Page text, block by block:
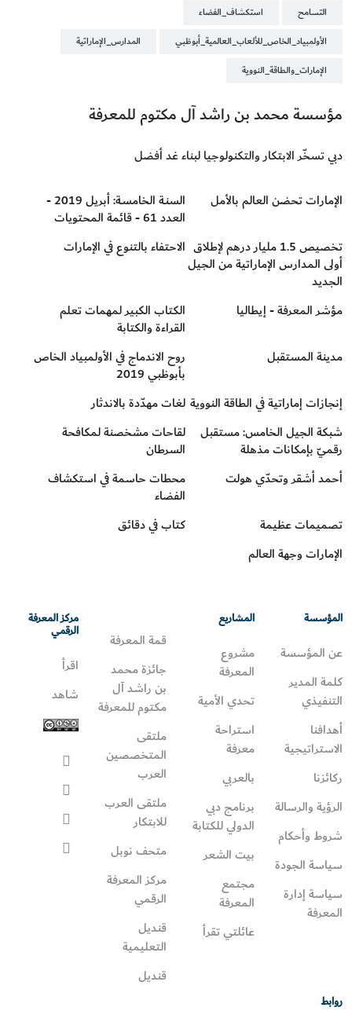
التسامح
استكشاف_الفضاء
الأولمبياد_الخاص_للألعاب_العالمية_أبوظبي
المدارس_الإماراتية
الإمارات_والطاقة_النووية
مؤسسة محمد بن راشد آل مكتوم للمعرفة
دبي تسخّر الابتكار والتكنولوجيا لبناء غد أفضل
الإمارات تحضن العالم بالأمل
السنـة الخامسـة: أبريل 2019 -
العدد 61 - قائمة المحتويات
تخصيص 1.5 مليار درهم لإطلاق
أولى المدارس الإماراتية من الجيل
الجديد
الاحتفاء بالتنوع في الإمارات
مؤشر المعرفة - إيطاليا
الكتاب الكبير لمهمات تعلم
القراءة والكتابة
مدينة المستقبل
روح الاندماج في الأولمبياد الخاص
بأبوظبي 2019
إنجازات إماراتية في الطاقة النووية لغات مهدّدة بالاندثار
شبكة الجيل الخامس: مستقبل
رقميّ بإمكانات مذهلة
لقاحات مشخصنة لمكافحة
السرطان
أحمد أشقر وتحدّي هولت
محطات حاسمة في استكشاف
الفضاء
تصميمات عظيمة
كتاب في دقائق
الإمارات وجهة العالم
المؤسسة
عن المؤسسة
كلمة المدير
التنفيذي
أهدافنا
الاستراتيجية
ركائزنا
الرؤية والرسالة
شروط وأحكام
سياسة الجودة
سياسة إدارة
المعرفة
المشاريع
مشروع
المعرفة
تحدي الأمية
استراحة
معرفة
بالعربي
برنامج دبي
الدولي للكتابة
بيت الشعر
مجتمع
المعرفة
عائلتي تقرأ‎
قمة المعرفة
جائزة محمد
بن راشد آل
مكتوم للمعرفة
ملتقى
المتخصصين
العرب
ملتقى العرب
للابتكار
متحف نوبل
مركز المعرفة
الرقمي
قنديل
التعليمية
قنديل
مركز المعرفة
الرقمي
اقرأ
شاهد
روابط